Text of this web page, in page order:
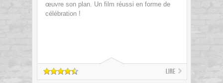
œuvre son plan. Un film réussi en forme de
célébration !
Lire